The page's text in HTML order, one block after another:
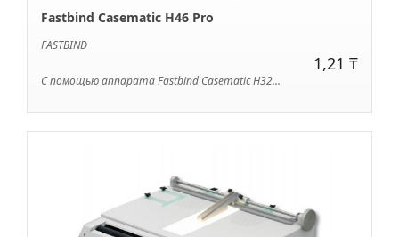
Fastbind Casematic H46 Pro
FASTBIND
1,21 ₸
С помощью аппарата Fastbind Casematic H32...